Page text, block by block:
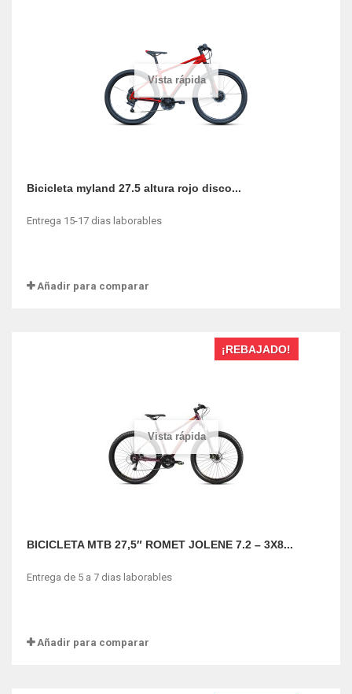
Vista rápida
Bicicleta myland 27.5 altura rojo disco...
Entrega 15-17 dias laborables
Añadir para comparar
Vista rápida
¡REBAJADO!
BICICLETA MTB 27,5″ ROMET JOLENE 7.2 – 3X8...
Entrega de 5 a 7 dias laborables
Añadir para comparar